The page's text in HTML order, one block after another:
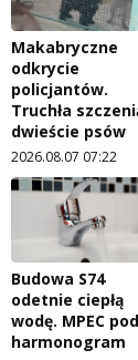
Makabryczne
odkrycie
policjantów.
Truchła
dwieście psów
2026.08.07 07:22
Budowa S74
odetnie ciepłą
wodę. MPEC
harmonogram